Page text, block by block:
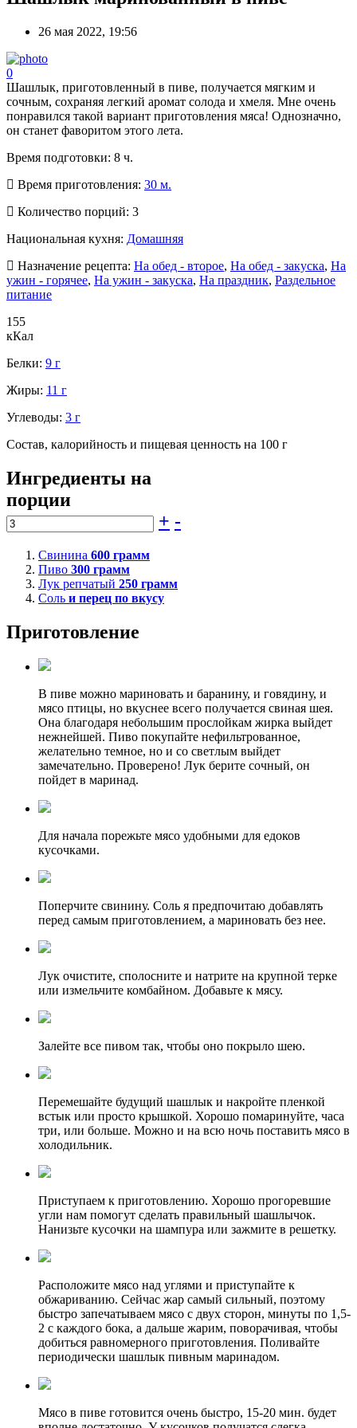
26 мая 2022, 19:56
0
Шашлык, приготовленный в пиве, получается мягким и
сочным, сохраняя легкий аромат солода и хмеля. Мне очень
понравился такой вариант приготовления мяса! Однозначно,
он станет фаворитом этого лета.
Время подготовки: 8 ч.
Время приготовления: 30 м.
Количество порций: 3
Национальная кухня: Домашняя
Назначение рецепта: На обед - второе, На обед - закуска, На
ужин - горячее, На ужин - закуска, На праздник, Раздельное
питание
155
кКал
Белки: 9 г
Жиры: 11 г
Углеводы: 3 г
Состав, калорийность и пищевая ценность на 100 г
Ингредиенты на
порции
+ -
Свинина 600 грамм
Пиво 300 грамм
Лук репчатый 250 грамм
Соль и перец по вкусу
Приготовление
В пиве можно мариновать и баранину, и говядину, и
мясо птицы, но вкуснее всего получается свиная шея.
Она благодаря небольшим прослойкам жирка выйдет
нежнейшей. Пиво покупайте нефильтрованное,
желательно темное, но и со светлым выйдет
замечательно. Проверено! Лук берите сочный, он
пойдет в маринад.
Для начала порежьте мясо удобными для едоков
кусочками.
Поперчите свинину. Соль я предпочитаю добавлять
перед самым приготовлением, а мариновать без нее.
Лук очистите, сполосните и натрите на крупной терке
или измельчите комбайном. Добавьте к мясу.
Залейте все пивом так, чтобы оно покрыло шею.
Перемешайте будущий шашлык и накройте пленкой
встык или просто крышкой. Хорошо помаринуйте, часа
три, или больше. Можно и на всю ночь поставить мясо в
холодильник.
Приступаем к приготовлению. Хорошо прогоревшие
угли нам помогут сделать правильный шашлычок.
Нанизьте кусочки на шампура или зажмите в решетку.
Расположите мясо над углями и приступайте к
обжариванию. Сейчас жар самый сильный, поэтому
быстро запечатываем мясо с двух сторон, минуты по 1,5-
2 с каждого бока, а дальше жарим, поворачивая, чтобы
добиться равномерного приготовления. Поливайте
периодически шашлык пивным маринадом.
Мясо в пиве готовится очень быстро, 15-20 мин. будет